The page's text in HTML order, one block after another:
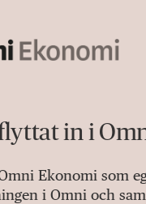
in i
Ekonomi som
i Omni och